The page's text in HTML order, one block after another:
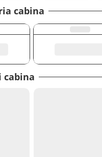
cabina
cabina